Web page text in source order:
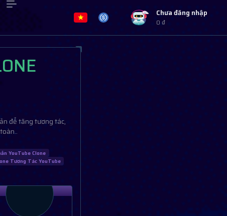
Chưa đăng nhập
0 ₫
để tăng tương tác,
YouTube Clone
Tương Tác YouTube